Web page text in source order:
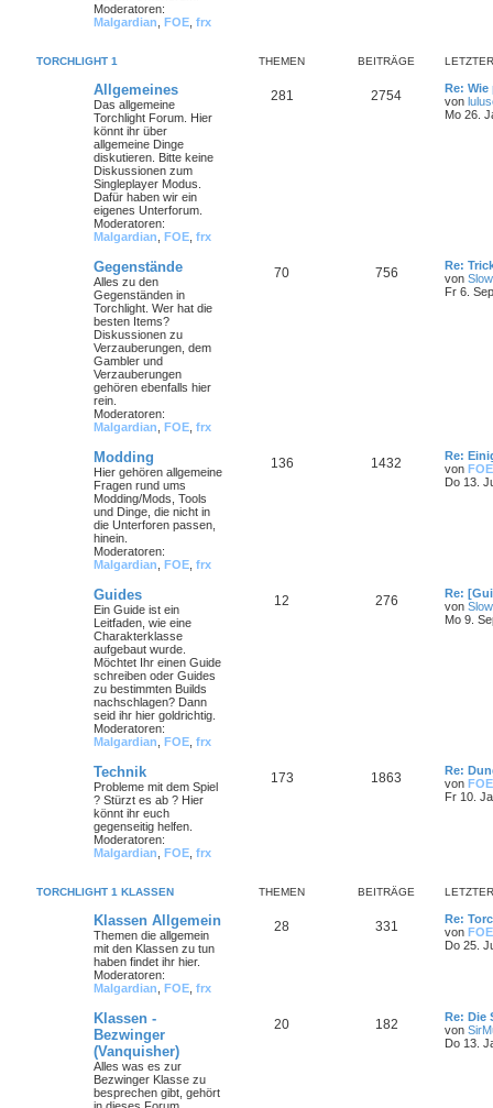
Moderatoren:
Malgardian FOE frx
TORCHLIGHT 1 THEMEN BEITRÄGE
Allgemeines
Das allgemeine
Torchlight Forum. Hier
könnt ihr über
allgemeine Dinge
diskutieren. Bitte keine
Diskussionen zum
Singleplayer Modus.
Dafür haben wir ein
eigenes Unterforum.
Moderatoren:
Malgardian FOE frx
281 2754
Re:
von
Mo 26.
Gegenstände
Alles zu den
Gegenständen in
Torchlight. Wer hat die
besten Items?
Diskussionen zu
Verzauberungen, dem
Gambler und
Verzauberungen
gehören ebenfalls hier
rein.
Moderatoren:
Malgardian FOE frx
70 756
Re:
von
Fr 6.
Modding
Hier gehören allgemeine
Fragen rund ums
Modding/Mods, Tools
und Dinge, die nicht in
die Unterforen passen,
hinein.
Moderatoren:
Malgardian FOE frx
136 1432
Re:
von FOE
Do 13.
Guides
Ein Guide ist ein
Leitfaden, wie eine
Charakterklasse
aufgebaut wurde.
Möchtet Ihr einen Guide
schreiben oder Guides
zu bestimmten Builds
nachschlagen? Dann
seid ihr hier goldrichtig.
Moderatoren:
Malgardian FOE frx
12 276
Re:
von
Mo 9.
Technik
Probleme mit dem Spiel
? Stürzt es ab ? Hier
könnt ihr euch
gegenseitig helfen.
Moderatoren:
Malgardian FOE frx
173 1863
Re:
von FOE
Fr 10.
TORCHLIGHT 1 KLASSEN THEMEN BEITRÄGE
Klassen Allgemein
Themen die allgemein
mit den Klassen zu tun
haben findet ihr hier.
Moderatoren:
Malgardian FOE frx
28 331
Re:
von FOE
Do 25.
Klassen -
Bezwinger
(Vanquisher)
Alles was es zur
Bezwinger Klasse zu
besprechen gibt, gehört
20 182
Re: Die
von
Do 13.